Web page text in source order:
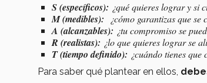
S (específicos): ¿qué quieres lograr y si
M (medibles): ¿cómo garantizas que
A (alcanzables): ¿tu compromiso se
R (realistas): ¿lo que quieres lograr se
T (tiempo definido): ¿cuándo tienes
Para saber qué plantear en ellos,